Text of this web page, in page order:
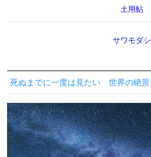
土用鮎
サワモダシ
死ぬまでに一度は見たい 世界の絶景